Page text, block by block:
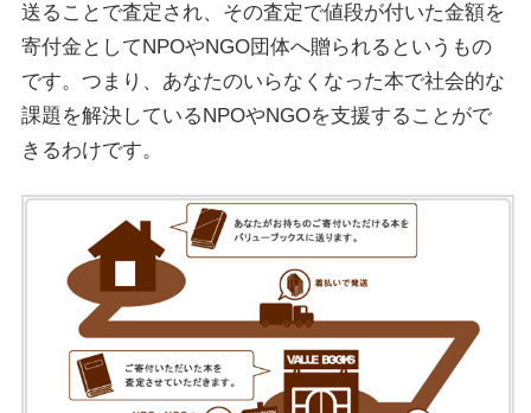
送ることで査定され、その査定で値段が付いた金額を
寄付金としてNPOやNGO団体へ贈られるというもの
です。つまり、あなたのいらなくなった本で社会的な
課題を解決しているNPOやNGOを支援することがで
きるわけです。